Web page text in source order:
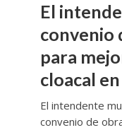
El
convenio
para
cloacal
El intendente
convenio de